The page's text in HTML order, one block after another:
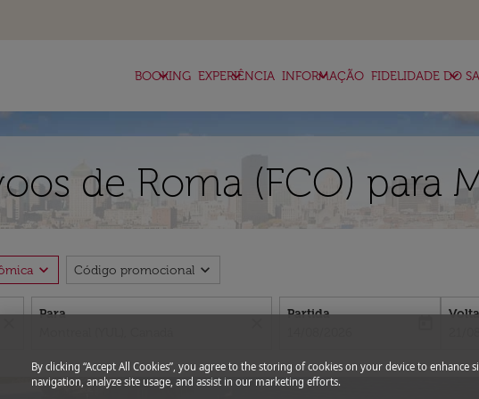
BOOKING
keyboard_arrow_down EXPERIÊNCIA
keyboard_arrow_down INFORMAÇÃO
keyboard_arrow_down FIDELIDADE DO
keyboard_arrow_down
de Roma (FCO) para
expand_more Código promocional expand_more
Para
Partida
fc-
By clicking “Accept All Cookies”, you agree to the storing of cookies on your device to enhance
navigation, analyze site usage, and assist in our marketing efforts.